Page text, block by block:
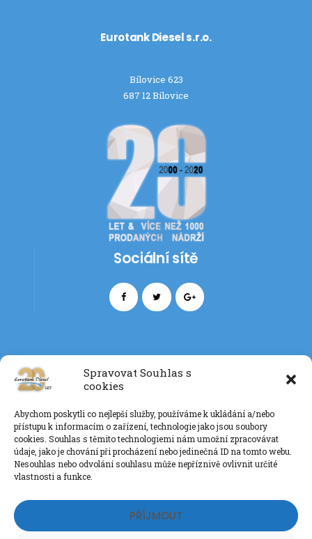
Spravovat Souhlas s
cookies
Abychom poskytli co nejlepší služby, používáme k ukládání a/nebo
přístupu k informacím o zařízení, technologie jako jsou soubory
cookies. Souhlas s těmito technologiemi nám umožní zpracovávat
údaje, jako je chování při procházení nebo jedinečná ID na tomto webu.
Nesouhlas nebo odvolání souhlasu může nepříznivě ovlivnit určité
vlastnosti a funkce.
PŘÍJMOUT
Eurotank Diesel s.r.o.
Bílovice 623
687 12 Bílovice
Sociální sítě
+420 777 085 135
info@eurotankdiesel.cz